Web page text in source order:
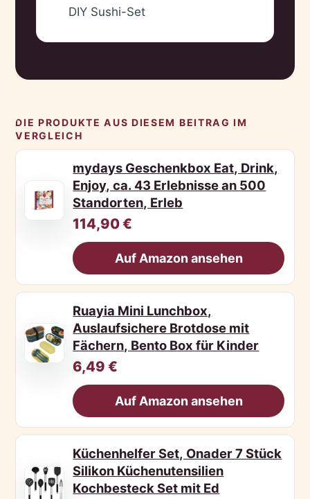
DIY Sushi-Set
DIE PRODUKTE AUS DIESEM BEITRAG IM
VERGLEICH
mydays Geschenkbox Eat, Drink,
Enjoy, ca. 43 Erlebnisse an 500
Standorten, Erleb
114,90 €
Auf Amazon ansehen
Ruayia Mini Lunchbox,
Auslaufsichere Brotdose mit
Fächern, Bento Box für Kinder
6,49 €
Auf Amazon ansehen
Küchenhelfer Set, Onader 7 Stück
Silikon Küchenutensilien
Kochbesteck Set mit Ed